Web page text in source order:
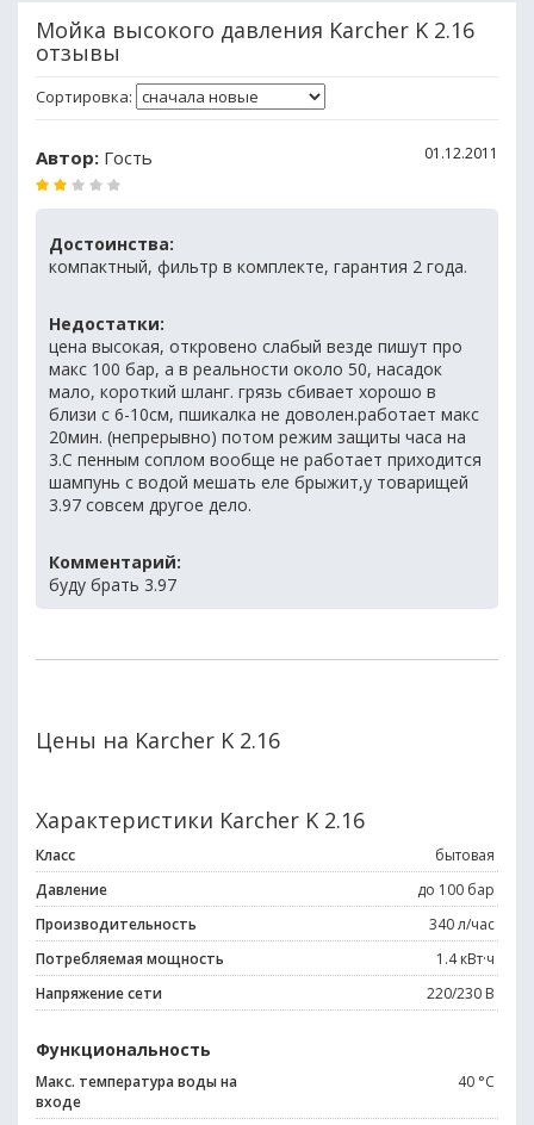
Мойка высокого давления Karcher K 2.16
отзывы
Сортировка:
Автор: Гость 01.12.2011
Достоинства:
компактный, фильтр в комплекте, гарантия 2 года.
Недостатки:
цена высокая, откровено слабый везде пишут про
макс 100 бар, а в реальности около 50, насадок
мало, короткий шланг. грязь сбивает хорошо в
близи с 6-10см, пшикалка не доволен.работает макс
20мин. (непрерывно) потом режим защиты часа на
3.С пенным соплом вообще не работает приходится
шампунь с водой мешать еле брыжит,у товарищей
3.97 совсем другое дело.
Комментарий:
буду брать 3.97
Цены на Karcher K 2.16
Характеристики Karcher K 2.16
Класс
бытовая
Давление
до 100 бар
Производительность
340 л/час
Потребляемая мощность
1.4 кВт·ч
Напряжение сети
220/230 В
Функциональность
Макс. температура воды на
входе
40 °С